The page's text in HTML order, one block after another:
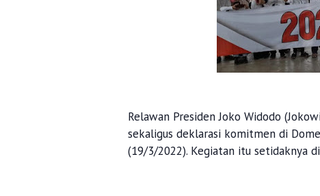
Relawan Presiden Joko Widodo
sekaligus deklarasi komitmen di
(19/3/2022). Kegiatan itu setidaknya